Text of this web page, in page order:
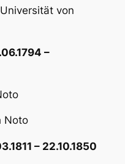
von
–
Noto
– 22.10.1850